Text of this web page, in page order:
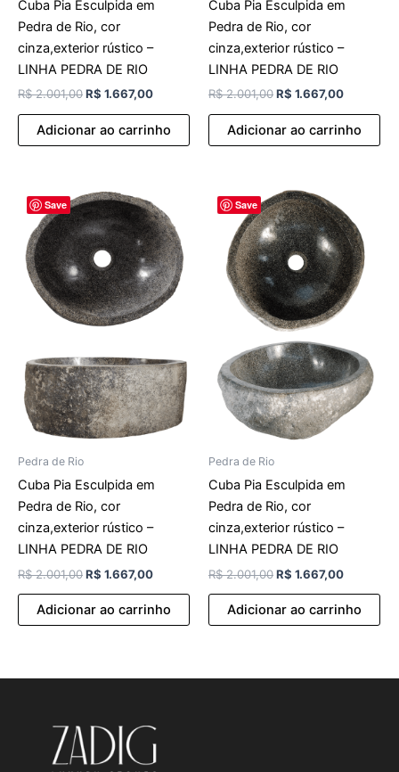
Cuba Pia Esculpida em
Pedra de Rio, cor
cinza,exterior rústico –
LINHA PEDRA DE RIO
R$2.001,00R$ 1.667,00
Adicionar ao carrinho
Cuba Pia Esculpida em
Pedra de Rio, cor
cinza,exterior rústico –
LINHA PEDRA DE RIO
R$2.001,00R$ 1.667,00
Adicionar ao carrinho
Save
Pedra de Rio
Cuba Pia Esculpida em
Pedra de Rio, cor
cinza,exterior rústico –
LINHA PEDRA DE RIO
R$2.001,00
O
preço
original
era:
R$ 2.001,00.
R$ 1.667,00
preço
atual
é:
R$ 1.667,00.
Adicionar ao carrinho
Save
Pedra de Rio
Cuba Pia Esculpida em
Pedra de Rio, cor
cinza,exterior rústico –
LINHA PEDRA DE RIO
R$2.001,00
O
preço
original
era:
R$ 2.001,00.
R$ 1.667,00
atual
é:
R$
Adicionar ao carrinho